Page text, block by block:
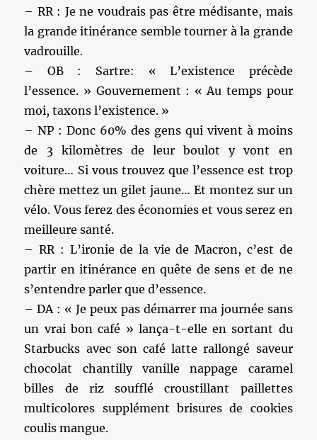
– RR : Je ne voudrais pas être médisante, mais
la grande itinérance semble tourner à la grande
vadrouille.
– OB : Sartre: « L’existence précède
l’essence. » Gouvernement : « Au temps pour
moi, taxons l’existence. »
– NP : Donc 60% des gens qui vivent à moins
de 3 kilomètres de leur boulot y vont en
voiture… Si vous trouvez que l’essence est trop
chère mettez un gilet jaune… Et montez sur un
vélo. Vous ferez des économies et vous serez en
meilleure santé.
– RR : L’ironie de la vie de Macron, c’est de
partir en itinérance en quête de sens et de ne
s’entendre parler que d’essence.
– DA : « Je peux pas démarrer ma journée sans
un vrai bon café » lança-t-elle en sortant du
Starbucks avec son café latte rallongé saveur
chocolat chantilly vanille nappage caramel
billes de riz soufflé croustillant paillettes
multicolores supplément brisures de cookies
coulis mangue.